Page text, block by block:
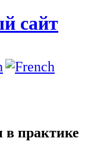
сайт
практике